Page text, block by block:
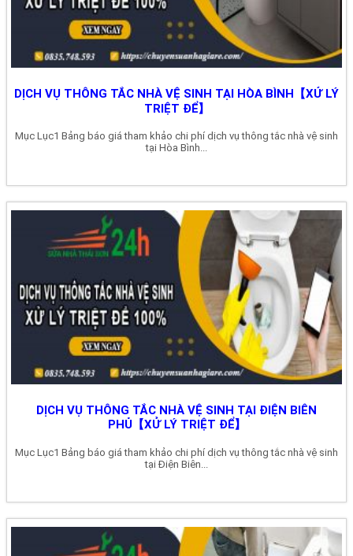
DỊCH VỤ THÔNG TẮC NHÀ VỆ SINH TẠI HÒA BÌNH【XỬ LÝ
TRIỆT ĐỂ】
Mục Lục1 Bảng báo giá tham khảo chi phí dịch vụ thông tắc nhà vệ sinh
tại Hòa Bình...
DỊCH VỤ THÔNG TẮC NHÀ VỆ SINH TẠI ĐIỆN BIÊN
PHỦ【XỬ LÝ TRIỆT ĐỂ】
Mục Lục1 Bảng báo giá tham khảo chi phí dịch vụ thông tắc nhà vệ sinh
tại Điện Biên...